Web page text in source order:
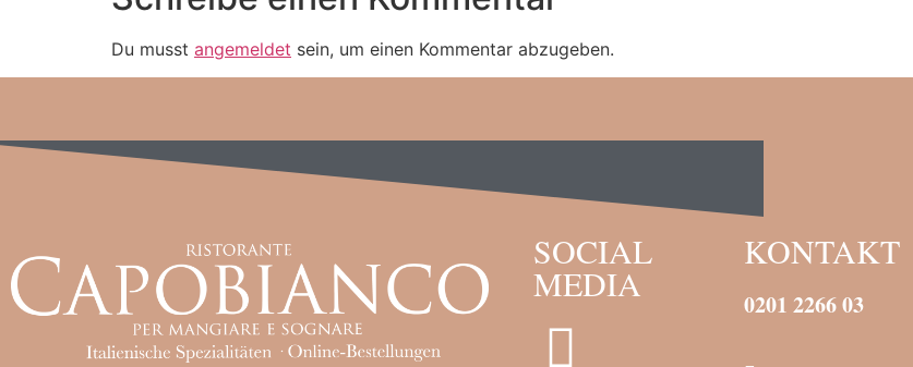
Du musst angemeldet sein, um einen Kommentar abzugeben.
SOCIAL
MEDIA
KONTAKT
0201 2266 03